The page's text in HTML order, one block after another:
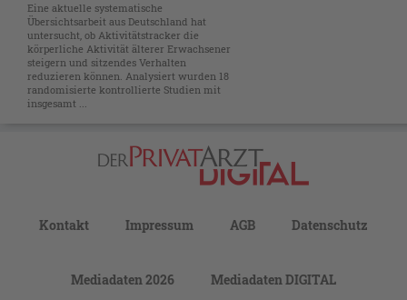
Eine aktuelle systematische
Übersichtsarbeit aus Deutschland hat
untersucht, ob Aktivitätstracker die
körperliche Aktivität älterer Erwachsener
steigern und sitzendes Verhalten
reduzieren können. Analysiert wurden 18
randomisierte kontrollierte Studien mit
insgesamt ...
Kontakt Impressum AGB Datenschutz
Mediadaten 2026 Mediadaten DIGITAL